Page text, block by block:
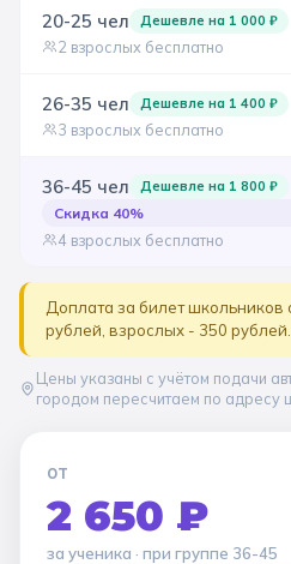
20-25 чел Дешевле на 1 000 ₽
2 взрослых бесплатно
26-35 чел Дешевле на 1 400 ₽
3 взрослых бесплатно
36-45 чел
Скидка 40%
Дешевле на 1 800 ₽
4 взрослых бесплатно
Доплата за билет школьников
рублей, взрослых - 350 рублей.
Цены указаны с учётом подачи
городом пересчитаем по адресу
ОТ
2 650 ₽
за ученика · при группе 36-45